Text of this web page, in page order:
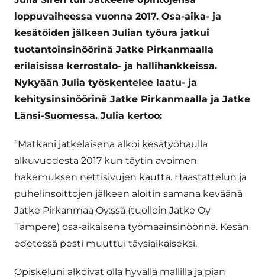
loppuvaiheessa vuonna 2017. Osa-aika- ja
kesätöiden jälkeen Julian työura jatkui
tuotantoinsinöörinä Jatke Pirkanmaalla
erilaisissa kerrostalo- ja hallihankkeissa.
Nykyään Julia työskentelee laatu- ja
kehitysinsinöörinä Jatke Pirkanmaalla ja Jatke
Länsi-Suomessa. Julia kertoo:
”Matkani jatkelaisena alkoi kesätyöhaulla
alkuvuodesta 2017 kun täytin avoimen
hakemuksen nettisivujen kautta. Haastattelun ja
puhelinsoittojen jälkeen aloitin samana keväänä
Jatke Pirkanmaa Oy:ssä (tuolloin Jatke Oy
Tampere) osa-aikaisena työmaainsinöörinä. Kesän
edetessä pesti muuttui täysiaikaiseksi.
Opiskeluni alkoivat olla hyvällä mallilla ja pian